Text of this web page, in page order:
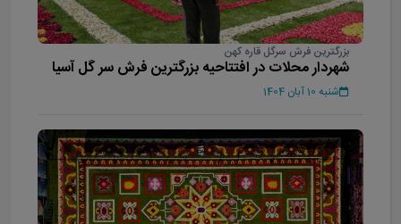
بزرگترین فرش سرگل قاره کهن
شهردار محلات در افتتاحیه بزرگترین فرش سر گل آسیا
شنبه 10 آبان 1404